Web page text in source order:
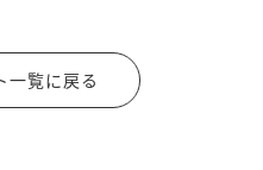
一覧に戻る